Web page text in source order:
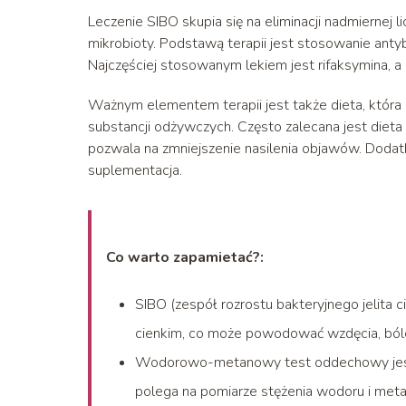
Leczenie SIBO skupia się na eliminacji
mikrobioty. Podstawą terapii jest stosowanie
Najczęściej stosowanym lekiem jest rifaksymina,
Ważnym elementem terapii jest także dieta, która
substancji odżywczych. Często zalecana jest
pozwala na zmniejszenie nasilenia objawów.
suplementacja.
Co warto zapamietać?:
SIBO (zespół rozrostu bakteryjnego jelita
cienkim, co może powodować wzdęcia,
Wodorowo-metanowy test oddechowy
polega na pomiarze stężenia wodoru i